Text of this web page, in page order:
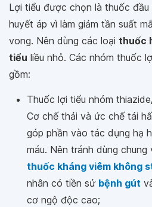
Lợi tiểu được chọn là thuốc
huyết áp vì làm giảm tần suất
vong. Nên dùng các loại thuốc
tiểu liều nhỏ. Các nhóm thuốc
gồm:
Thuốc lợi tiểu nhóm
Cơ chế thải và ức chế tái
góp phần vào tác dụng hạ
máu. Nên tránh dùng chung
thuốc kháng viêm không
nhân có tiền sử bệnh gút
cơ ngộ độc cao;